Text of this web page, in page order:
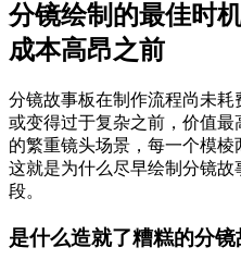
分镜绘制的最佳时
成本高昂之前
分镜故事板在制作流程尚未
或变得过于复杂之前，价值
的繁重镜头场景，每一个模棱
这就是为什么尽早绘制分镜
段。
是什么造就了糟糕的分镜